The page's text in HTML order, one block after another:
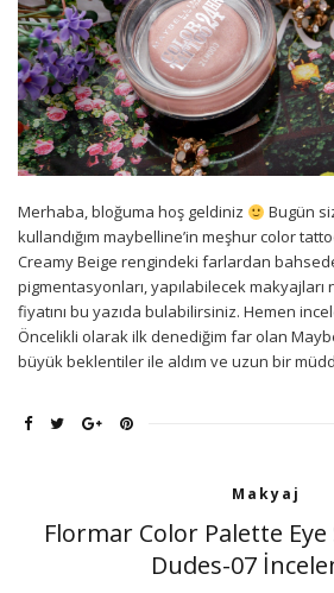
Merhaba, bloğuma hoş geldiniz
Bugün
kullandığım maybelline’in meşhur color
Creamy Beige rengindeki farlardan
pigmentasyonları, yapılabilecek makyajları
fiyatını bu yazıda bulabilirsiniz. Hemen
Öncelikli olarak ilk denediğim far olan
büyük beklentiler ile aldım ve uzun bir
Makyaj
Flormar Color Palette
Dudes-07